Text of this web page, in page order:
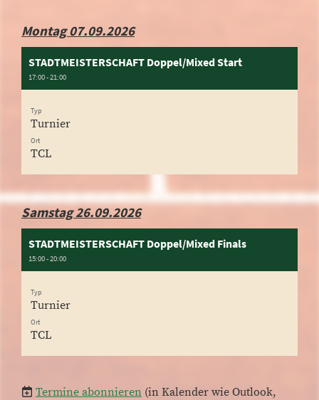
Montag 07.09.2026
STADTMEISTERSCHAFT Doppel/Mixed Start
17:00 - 21:00
Typ
Turnier
Ort
TCL
Samstag 26.09.2026
STADTMEISTERSCHAFT Doppel/Mixed Finals
15:00 - 20:00
Typ
Turnier
Ort
TCL
Termine abonnieren (in Kalender wie Outlook,